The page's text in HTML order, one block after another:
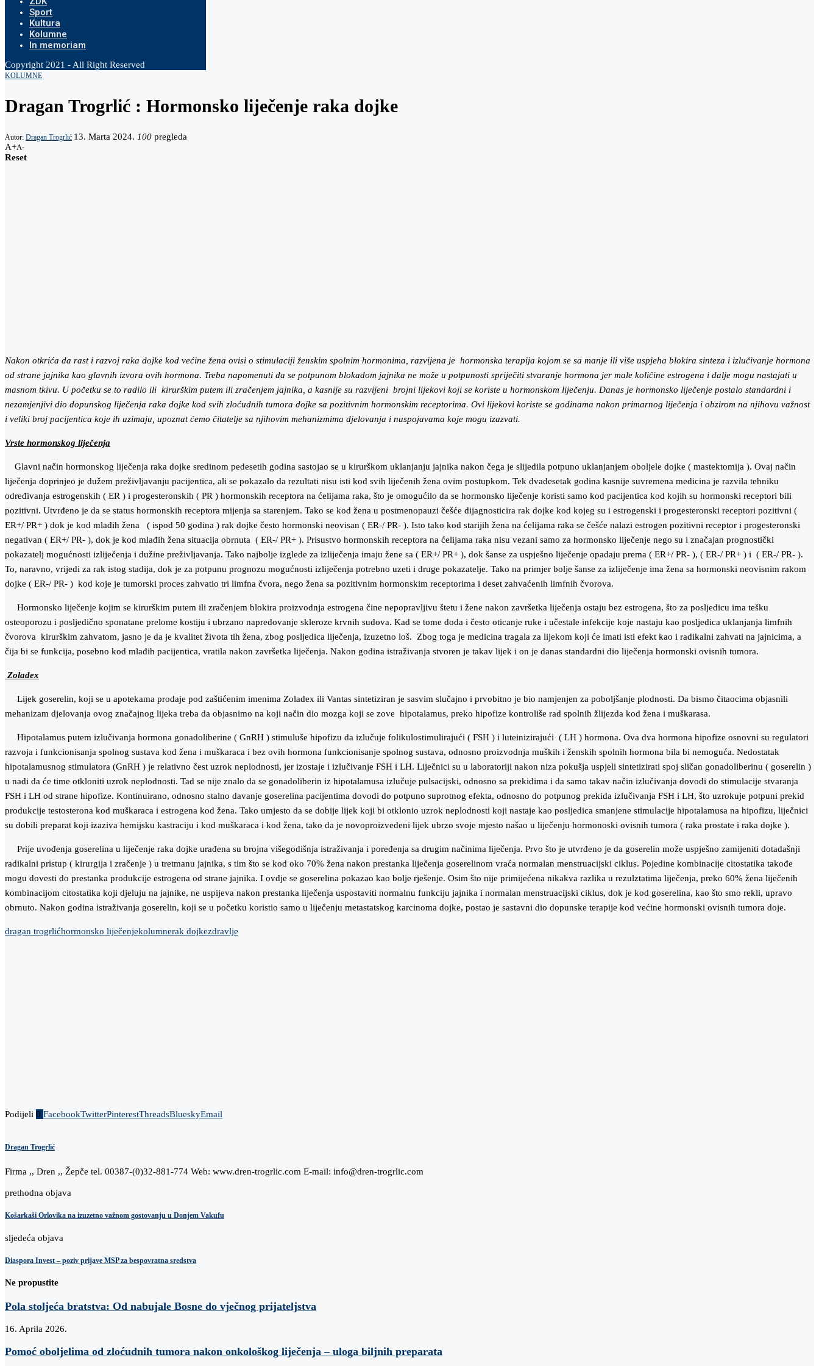
Sport
Kultura
Kolumne
In memoriam
Copyright 2021 - All Right Reserved
KOLUMNE
Dragan Trogrlić : Hormonsko liječenje raka dojke
Autor: Dragan Trogrlić 13. Marta 2024. 100 pregleda
A+A-
Reset
Nakon otkrića da rast i razvoj raka dojke kod većine žena ovisi o stimulaciji ženskim spolnim hormonima, razvijena je hormonska terapija kojom se sa manje ili više uspjeha blokira sinteza i izlučivanje hormona
od strane jajnika kao glavnih izvora ovih hormona. Treba napomenuti da se potpunom blokadom jajnika ne može u potpunosti spriječiti stvaranje hormona jer male količine estrogena i dalje mogu nastajati u
masnom tkivu. U početku se to radilo ili kirurškim putem ili zračenjem jajnika, a kasnije su razvijeni brojni lijekovi koji se koriste u hormonskom liječenju. Danas je hormonsko liječenje postalo standardni i
nezamjenjivi dio dopunskog liječenja raka dojke kod svih zloćudnih tumora dojke sa pozitivnim hormonskim receptorima. Ovi lijekovi koriste se godinama nakon primarnog liječenja i obzirom na njihovu važnost
i veliki broj pacijentica koje ih uzimaju, upoznat ćemo čitatelje sa njihovim mehanizmima djelovanja i nuspojavama koje mogu izazvati.
Vrste hormonskog liječenja
Glavni način hormonskog liječenja raka dojke sredinom pedesetih godina sastojao se u kirurškom uklanjanju jajnika nakon čega je slijedila potpuno uklanjanjem oboljele dojke ( mastektomija ). Ovaj način
liječenja doprinjeo je dužem preživljavanju pacijentica, ali se pokazalo da rezultati nisu isti kod svih liječenih žena ovim postupkom. Tek dvadesetak godina kasnije suvremena medicina je razvila tehniku
određivanja estrogenskih ( ER ) i progesteronskih ( PR ) hormonskih receptora na ćelijama raka, što je omogućilo da se hormonsko liječenje koristi samo kod pacijentica kod kojih su hormonski receptori bili
pozitivni. Utvrđeno je da se status hormonskih receptora mijenja sa starenjem. Tako se kod žena u postmenopauzi češće dijagnosticira rak dojke kod kojeg su i estrogenski i progesteronski receptori pozitivni (
ER+/ PR+ ) dok je kod mlađih žena ( ispod 50 godina ) rak dojke često hormonski neovisan ( ER-/ PR- ). Isto tako kod starijih žena na ćelijama raka se češće nalazi estrogen pozitivni receptor i progesteronski
negativan ( ER+/ PR- ), dok je kod mlađih žena situacija obrnuta ( ER-/ PR+ ). Prisustvo hormonskih receptora na ćelijama raka nisu vezani samo za hormonsko liječenje nego su i značajan prognostički
pokazatelj mogućnosti izliječenja i dužine preživljavanja. Tako najbolje izglede za izliječenja imaju žene sa ( ER+/ PR+ ), dok šanse za uspješno liječenje opadaju prema ( ER+/ PR- ), ( ER-/ PR+ ) i ( ER-/ PR- ).
To, naravno, vrijedi za rak istog stadija, dok je za potpunu prognozu mogućnosti izliječenja potrebno uzeti i druge pokazatelje. Tako na primjer bolje šanse za izliječenje ima žena sa hormonski neovisnim rakom
dojke ( ER-/ PR- ) kod koje je tumorski proces zahvatio tri limfna čvora, nego žena sa pozitivnim hormonskim receptorima i deset zahvaćenih limfnih čvorova.
Hormonsko liječenje kojim se kirurškim putem ili zračenjem blokira proizvodnja estrogena čine nepopravljivu štetu i žene nakon završetka liječenja ostaju bez estrogena, što za posljedicu ima tešku
osteoporozu i posljedično sponatane prelome kostiju i ubrzano napredovanje skleroze krvnih sudova. Kad se tome doda i često oticanje ruke i učestale infekcije koje nastaju kao posljedica uklanjanja limfnih
čvorova kirurškim zahvatom, jasno je da je kvalitet života tih žena, zbog posljedica liječenja, izuzetno loš. Zbog toga je medicina tragala za lijekom koji će imati isti efekt kao i radikalni zahvati na jajnicima, a
čija bi se funkcija, posebno kod mlađih pacijentica, vratila nakon završetka liječenja. Nakon godina istraživanja stvoren je takav lijek i on je danas standardni dio liječenja hormonski ovisnih tumora.
Zoladex
Lijek goserelin, koji se u apotekama prodaje pod zaštićenim imenima Zoladex ili Vantas sintetiziran je sasvim slučajno i prvobitno je bio namjenjen za poboljšanje plodnosti. Da bismo čitaocima objasnili
mehanizam djelovanja ovog značajnog lijeka treba da objasnimo na koji način dio mozga koji se zove hipotalamus, preko hipofize kontroliše rad spolnih žlijezda kod žena i muškarasa.
Hipotalamus putem izlučivanja hormona gonadoliberine ( GnRH ) stimuluše hipofizu da izlučuje folikulostimulirajući ( FSH ) i luteinizirajući ( LH ) hormona. Ova dva hormona hipofize osnovni su regulatori
razvoja i funkcionisanja spolnog sustava kod žena i muškaraca i bez ovih hormona funkcionisanje spolnog sustava, odnosno proizvodnja muških i ženskih spolnih hormona bila bi nemoguća. Nedostatak
hipotalamusnog stimulatora (GnRH ) je relativno čest uzrok neplodnosti, jer izostaje i izlučivanje FSH i LH. Liječnici su u laboratoriji nakon niza pokušja uspjeli sintetizirati spoj sličan gonadoliberinu ( goserelin )
u nadi da će time otkloniti uzrok neplodnosti. Tad se nije znalo da se gonadoliberin iz hipotalamusa izlučuje pulsacijski, odnosno sa prekidima i da samo takav način izlučivanja dovodi do stimulacije stvaranja
FSH i LH od strane hipofize. Kontinuirano, odnosno stalno davanje goserelina pacijentima dovodi do potpuno suprotnog efekta, odnosno do potpunog prekida izlučivanja FSH i LH, što uzrokuje potpuni prekid
produkcije testosterona kod muškaraca i estrogena kod žena. Tako umjesto da se dobije lijek koji bi otklonio uzrok neplodnosti koji nastaje kao posljedica smanjene stimulacije hipotalamusa na hipofizu, liječnici
su dobili preparat koji izaziva hemijsku kastraciju i kod muškaraca i kod žena, tako da je novoproizvedeni lijek ubrzo svoje mjesto našao u liječenju hormonoski ovisnih tumora ( raka prostate i raka dojke ).
Prije uvođenja goserelina u liječenje raka dojke urađena su brojna višegodišnja istraživanja i poređenja sa drugim načinima liječenja. Prvo što je utvrđeno je da goserelin može uspješno zamijeniti dotadašnji
radikalni pristup ( kirurgija i zračenje ) u tretmanu jajnika, s tim što se kod oko 70% žena nakon prestanka liječenja goserelinom vraća normalan menstruacijski ciklus. Pojedine kombinacije citostatika takođe
mogu dovesti do prestanka produkcije estrogena od strane jajnika. I ovdje se goserelina pokazao kao bolje rješenje. Osim što nije primijećena nikakva razlika u rezulztatima liječenja, preko 60% žena liječenih
kombinacijom citostatika koji djeluju na jajnike, ne uspijeva nakon prestanka liječenja uspostaviti normalnu funkciju jajnika i normalan menstruacijski ciklus, dok je kod goserelina, kao što smo rekli, upravo
obrnuto. Nakon godina istraživanja goserelin, koji se u početku koristio samo u liječenju metastatskog karcinoma dojke, postao je sastavni dio dopunske terapije kod većine hormonski ovisnih tumora doje.
dragan trogrlićhormonsko liječenjekolumnerak dojkezdravlje
Podijeli 0 FacebookTwitterPinterestThreadsBlueskyEmail
Dragan Trogrlić
Firma ,, Dren ,, Žepče tel. 00387-(0)32-881-774 Web: www.dren-trogrlic.com E-mail: info@dren-trogrlic.com
prethodna objava
Košarkaši Orlovika na izuzetno važnom gostovanju u Donjem Vakufu
sljedeća objava
Diaspora Invest – poziv prijave MSP za bespovratna sredstva
Ne propustite
Pola stoljeća bratstva: Od nabujale Bosne do vječnog prijateljstva
16. Aprila 2026.
Pomoć oboljelima od zloćudnih tumora nakon onkološkog liječenja – uloga biljnih preparata